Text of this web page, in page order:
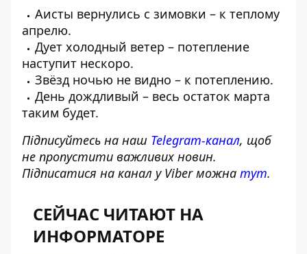
Аисты вернулись с зимовки – к теплому
апрелю.
Дует холодный ветер – потепление
наступит нескоро.
Звёзд ночью не видно – к потеплению.
День дождливый – весь остаток марта
таким будет.
Підписуйтесь на наш Telegram-канал, щоб
не пропустити важливих новин.
Підписатися на канал у Viber можна тут.
СЕЙЧАС ЧИТАЮТ НА
ИНФОРМАТОРЕ